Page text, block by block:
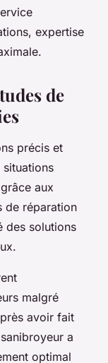
expertise
de
précis et
aux
de réparation
des solutions
malgré
avoir fait
a
optimal